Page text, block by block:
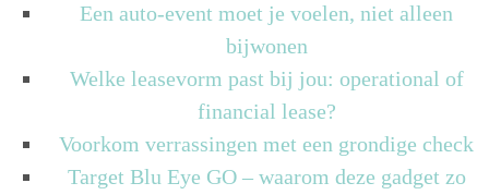
Een auto-event moet je voelen, niet alleen
bijwonen
Welke leasevorm past bij jou: operational of
financial lease?
Voorkom verrassingen met een grondige check
Target Blu Eye GO – waarom deze gadget zo